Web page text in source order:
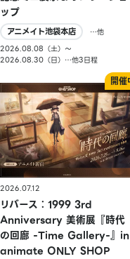
ップ
アニメイト池袋本店
…他
2026.08.08（土）〜
2026.08.30（日）…他3日程
2026.07.12
リバース：1999 3rd
Anniversary 美術展『時代
の回廊 -Time Gallery-』in
animate ONLY SHOP